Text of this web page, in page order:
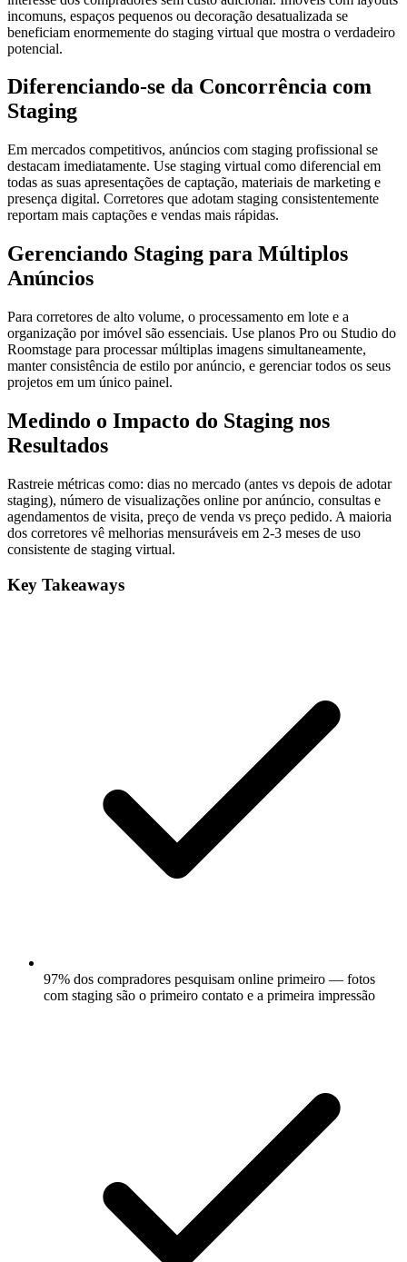
incomuns, espaços pequenos ou decoração desatualizada se
beneficiam enormemente do staging virtual que mostra o verdadeiro
potencial.
Diferenciando-se da Concorrência com
Staging
Em mercados competitivos, anúncios com staging profissional se
destacam imediatamente. Use staging virtual como diferencial em
todas as suas apresentações de captação, materiais de marketing e
presença digital. Corretores que adotam staging consistentemente
reportam mais captações e vendas mais rápidas.
Gerenciando Staging para Múltiplos
Anúncios
Para corretores de alto volume, o processamento em lote e a
organização por imóvel são essenciais. Use planos Pro ou Studio do
Roomstage para processar múltiplas imagens simultaneamente,
manter consistência de estilo por anúncio, e gerenciar todos os seus
projetos em um único painel.
Medindo o Impacto do Staging nos
Resultados
Rastreie métricas como: dias no mercado (antes vs depois de adotar
staging), número de visualizações online por anúncio, consultas e
agendamentos de visita, preço de venda vs preço pedido. A maioria
dos corretores vê melhorias mensuráveis em 2-3 meses de uso
consistente de staging virtual.
Key Takeaways
97% dos compradores pesquisam online primeiro — fotos
com staging são o primeiro contato e a primeira impressão